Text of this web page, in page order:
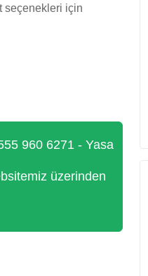
seçenekleri için
960 6271 - Yasa
üzerinden